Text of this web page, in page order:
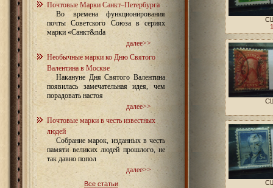
Почтовые Марки Санкт–Петербурга
Во времена функционирования
почты Советского Союза в сериях
марки «Санкт&nda
далее>>
Необычные марки ко Дню Святого
Валентина в Москве
Накануне Дня Святого Валентина
появилась замечательная идея, чем
порадовать настоя
далее>>
Почтовые марки в честь известных
людей
Собрание марок, изданных в честь
памяти великих людей прошлого, не
так давно попол
далее>>
Все статьи